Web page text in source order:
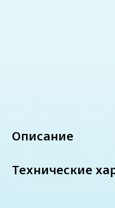
Описание
Технические